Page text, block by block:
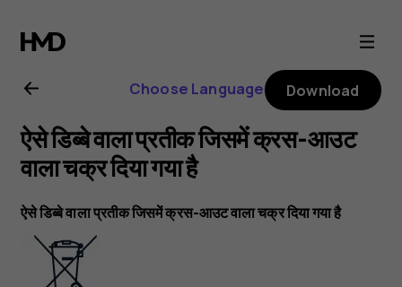
Nokia
4.2
User
Guide
Choose Language Download
ऐसे डिब्बे वाला प्रतीक जिसमें क्रस-आउट
वाला चक्र दिया गया है
ऐसे डिब्बे वाला प्रतीक जिसमें क्रस-आउट वाला चक्र दिया गया है